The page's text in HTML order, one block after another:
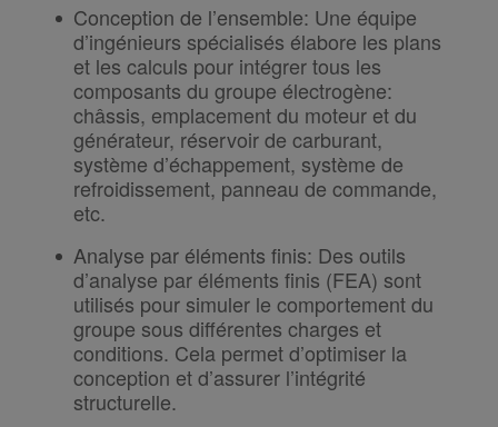
Conception de l’ensemble: Une équipe
d’ingénieurs spécialisés élabore les plans
et les calculs pour intégrer tous les
composants du groupe électrogène:
châssis, emplacement du moteur et du
générateur, réservoir de carburant,
système d’échappement, système de
refroidissement, panneau de commande,
etc.
Analyse par éléments finis: Des outils
d’analyse par éléments finis (FEA) sont
utilisés pour simuler le comportement du
groupe sous différentes charges et
conditions. Cela permet d’optimiser la
conception et d’assurer l’intégrité
structurelle.